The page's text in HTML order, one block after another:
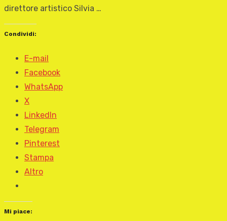
direttore artistico Silvia …
Condividi:
E-mail
Facebook
WhatsApp
X
LinkedIn
Telegram
Pinterest
Stampa
Altro
Mi piace: